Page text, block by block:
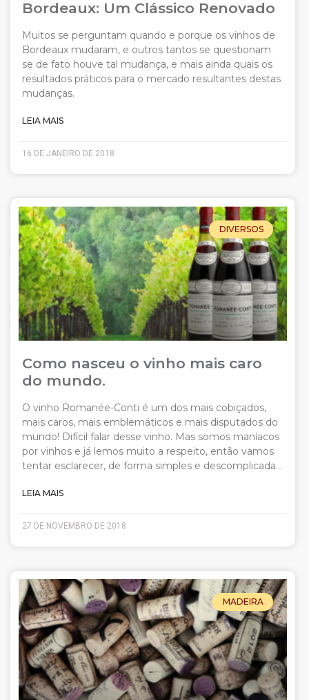
Bordeaux: Um Clássico Renovado
Muitos se perguntam quando e porque os vinhos de
Bordeaux mudaram, e outros tantos se questionam
se de fato houve tal mudança, e mais ainda quais os
resultados práticos para o mercado resultantes destas
mudanças.
LEIA MAIS
16 DE JANEIRO DE 2018
DIVERSOS
Como nasceu o vinho mais caro
do mundo.
O vinho Romanée-Conti é um dos mais cobiçados,
mais caros, mais emblemáticos e mais disputados do
mundo! Difícil falar desse vinho. Mas somos maníacos
por vinhos e já lemos muito a respeito, então vamos
tentar esclarecer, de forma simples e descomplicada…
LEIA MAIS
27 DE NOVEMBRO DE 2018
MADEIRA